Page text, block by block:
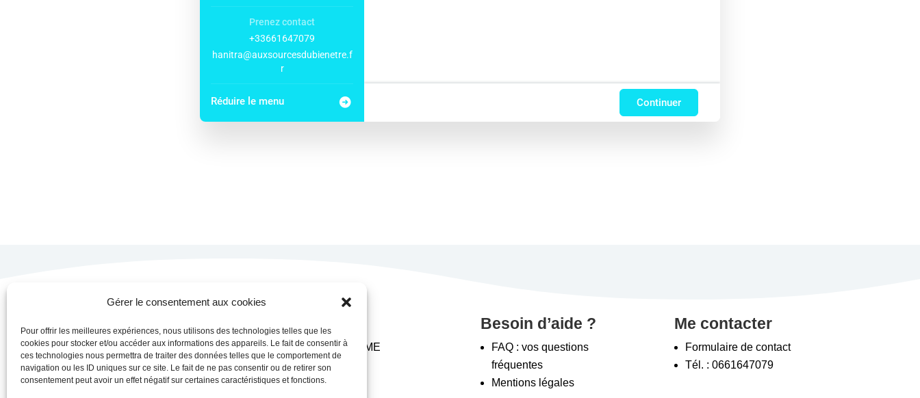
Gérer le consentement aux cookies
Pour offrir les meilleures expériences, nous utilisons des technologies telles que les
cookies pour stocker et/ou accéder aux informations des appareils. Le fait de consentir à
ces technologies nous permettra de traiter des données telles que le comportement de
navigation ou les ID uniques sur ce site. Le fait de ne pas consentir ou de retirer son
consentement peut avoir un effet négatif sur certaines caractéristiques et fonctions.
Prenez contact
+33661647079
hanitra@auxsourcesdubienetre.f
r
Réduire le menu Continuer
Services
La méthode AME
Yoga
Besoin d’aide ?
FAQ : vos questions
fréquentes
Mentions légales
Me contacter
Formulaire de contact
Tél. : 0661647079